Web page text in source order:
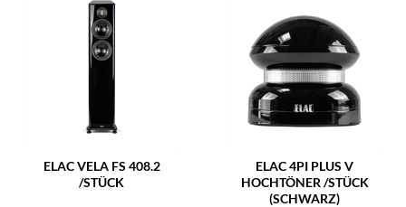
ELAC VELA FS 408.2
/STÜCK
ELAC 4PI PLUS V
HOCHTÖNER /STÜCK
(SCHWARZ)